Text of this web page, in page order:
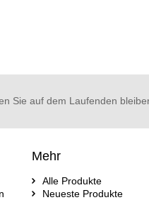
Sie auf dem Laufenden
Mehr
Alle Produkte
Neueste Produkte